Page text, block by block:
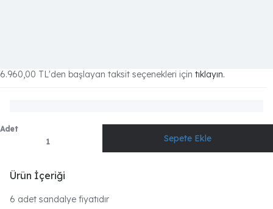
6.960,00 TL'den başlayan taksit seçenekleri için tıklayın.
Adet
Ürün İçeriği
6 adet sandalye fiyatıdır